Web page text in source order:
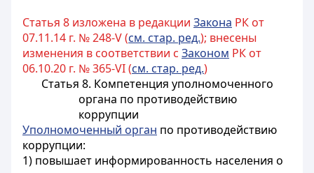
Статья 8 изложена в редакции Закона РК от
07.11.14 г. № 248-V (см. стар. ред.); внесены
изменения в соответствии с Законом РК от
06.10.20 г. № 365-VI (см. стар. ред.)
Статья 8. Компетенция уполномоченного
органа по противодействию
коррупции
Уполномоченный орган по противодействию
коррупции:
1) повышает информированность населения о